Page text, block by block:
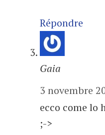
Répondre
Gaia
3 novembre
ecco come lo
;->